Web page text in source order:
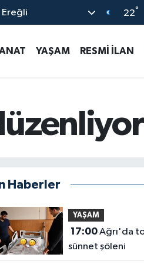
Ereğli 22°
YAŞAM RESMİ İLAN
Haberler
YAŞAM
17:00Ağrı'da toplu
sünnet şöleni